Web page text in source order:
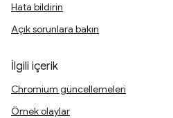
Hata bildirin
Açık sorunlara bakın
İlgili içerik
Chromium güncellemeleri
Örnek olaylar